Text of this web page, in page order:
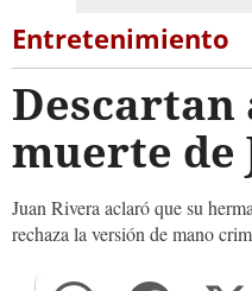
Entretenimiento
Descartan
muerte de
Juan Rivera aclaró que su
rechaza la versión de mano